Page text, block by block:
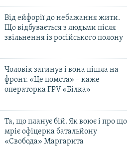
Від ейфорії до небажання жити.
Що відбувається з людьми після
звільнення із російського полону
Чоловік загинув і вона пішла на
фронт. «Це помста» – каже
операторка FPV «Білка»
Та, що планує бій. Як воює і про що
мріє офіцерка батальйону
«Свобода» Маргарита